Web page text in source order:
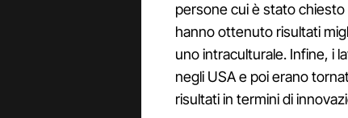
persone cui è stato
hanno ottenuto risultati
uno intraculturale. Infine, i
negli USA e poi erano
risultati in termini di